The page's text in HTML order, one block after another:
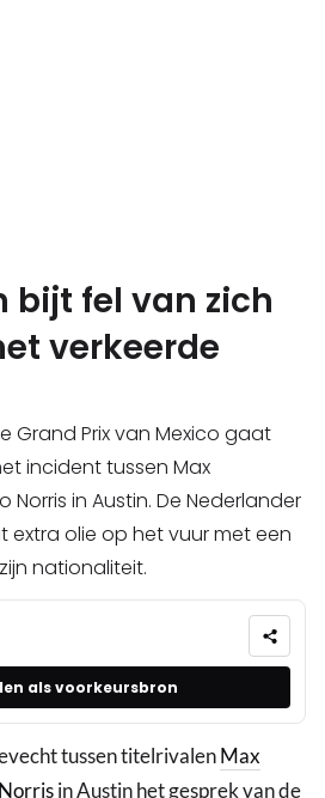
bijt fel van zich
verkeerde
Prix van Mexico gaat
incident tussen Max
in Austin. De Nederlander
extra olie op het vuur met een
nationaliteit.
als voorkeursbron
tussen titelrivalenMax
in Austin het gesprek van de